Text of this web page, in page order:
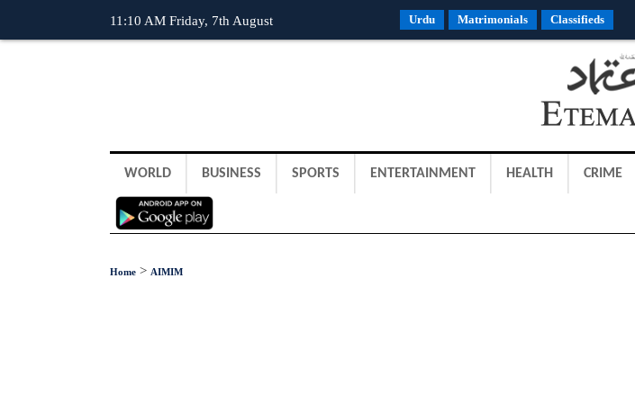
11:10 AM Friday, 7th August Urdu Matrimonials Classifieds
WORLD BUSINESS SPORTS ENTERTAINMENT HEALTH CRIME
Home > AIMIM